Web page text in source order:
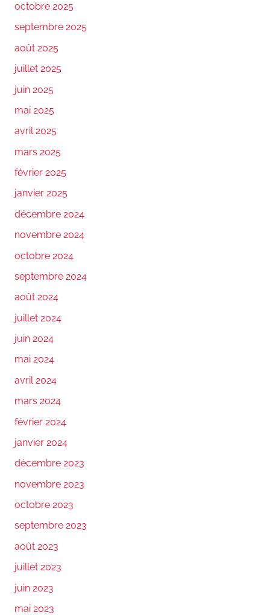
octobre 2025
septembre 2025
août 2025
juillet 2025
juin 2025
mai 2025
avril 2025
mars 2025
février 2025
janvier 2025
décembre 2024
novembre 2024
octobre 2024
septembre 2024
août 2024
juillet 2024
juin 2024
mai 2024
avril 2024
mars 2024
février 2024
janvier 2024
décembre 2023
novembre 2023
octobre 2023
septembre 2023
août 2023
juillet 2023
juin 2023
mai 2023